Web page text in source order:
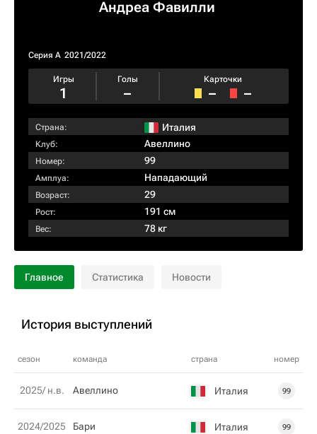
Андреа Фавилли
Серия А 2021/2022
Игры
1
Голы
–
Карточки
– –
Страна: Италия
Клуб: Авеллино
Номер: 99
Амплуа: Нападающий
Возраст: 29
Рост: 191 см
Вес: 78 кг
Главное Статистика Новости
История выступлений
сезон команда страна номер
2025/ н.в. Авеллино Италия 99
2024/2025 Бари Италия 99